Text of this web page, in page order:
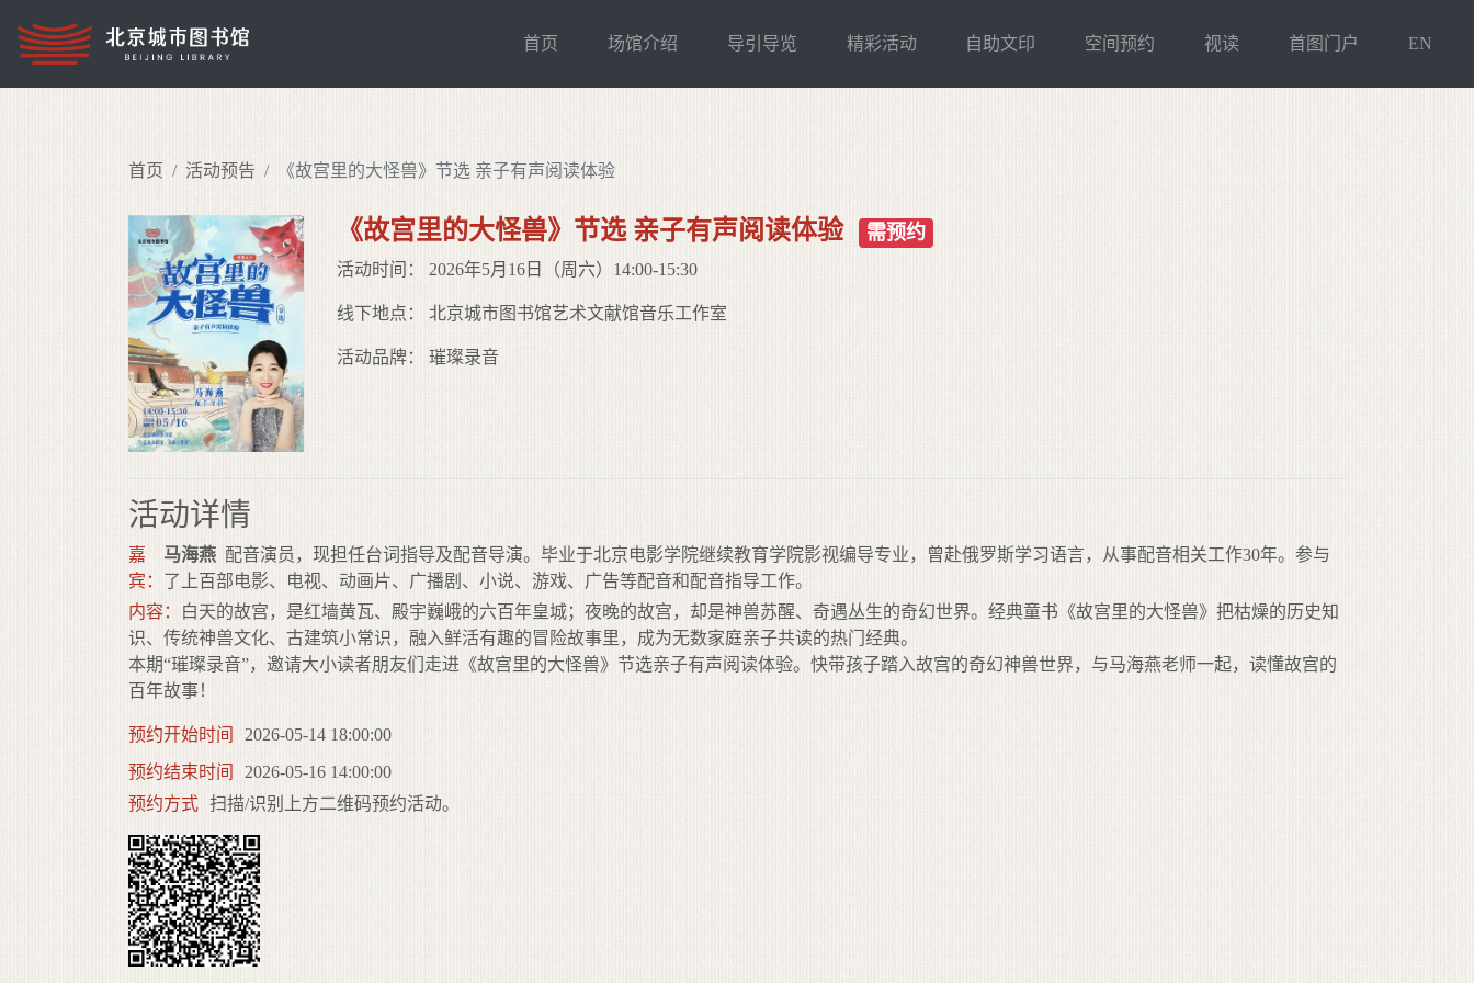
首页 场馆介绍 导引导览 精彩活动 自助文印 空间预约 视读 首图门户 EN
首页 活动预告 《故宫里的大怪兽》节选 亲子有声阅读体验
《故宫里的大怪兽》节选 亲子有声阅读体验 需预约
活动时间： 2026年5月16日（周六）14:00-15:30
线下地点： 北京城市图书馆艺术文献馆音乐工作室
活动品牌： 璀璨录音
活动详情
嘉
宾：
马海燕 配音演员，现担任台词指导及配音导演。毕业于北京电影学院继续教育学院影视编导专业，曾赴俄罗斯学习语言，从事配音相关工作30年。参与
了上百部电影、电视、动画片、广播剧、小说、游戏、广告等配音和配音指导工作。
内容：
白天的故宫，是红墙黄瓦、殿宇巍峨的六百年皇城；夜晚的故宫，却是神兽苏醒、奇遇丛生的奇幻世界。经典童书《故宫里的大怪兽》把枯燥的历史知
识、传统神兽文化、古建筑小常识，融入鲜活有趣的冒险故事里，成为无数家庭亲子共读的热门经典。
本期“璀璨录音”，邀请大小读者朋友们走进《故宫里的大怪兽》节选亲子有声阅读体验。快带孩子踏入故宫的奇幻神兽世界，与马海燕老师一起，读懂故宫的
百年故事！
预约开始时间
2026-05-14 18:00:00
预约结束时间
2026-05-16 14:00:00
预约方式 扫描/识别上方二维码预约活动。